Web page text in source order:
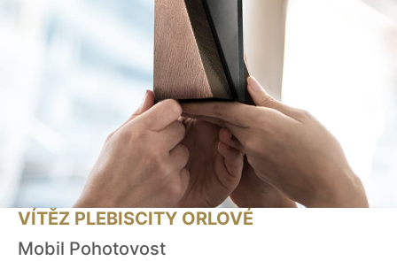
VÍTĚZ PLEBISCITY ORLOVÉ
Mobil Pohotovost